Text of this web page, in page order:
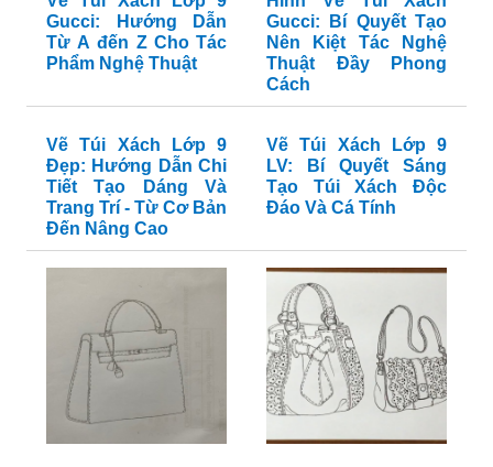
Gucci: Hướng Dẫn
Từ A đến Z Cho Tác
Phẩm Nghệ Thuật
Gucci: Bí Quyết Tạo
Nên Kiệt Tác Nghệ
Thuật Đầy Phong
Cách
Vẽ Túi Xách Lớp 9
Đẹp: Hướng Dẫn Chi
Tiết Tạo Dáng Và
Trang Trí - Từ Cơ Bản
Đến Nâng Cao
Vẽ Túi Xách Lớp 9
LV: Bí Quyết Sáng
Tạo Túi Xách Độc
Đáo Và Cá Tính